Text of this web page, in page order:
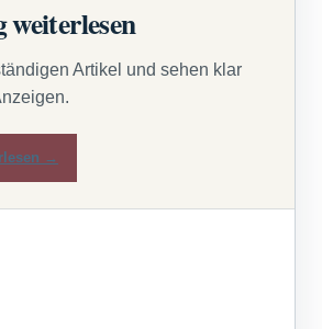
Artikel und sehen klar
→